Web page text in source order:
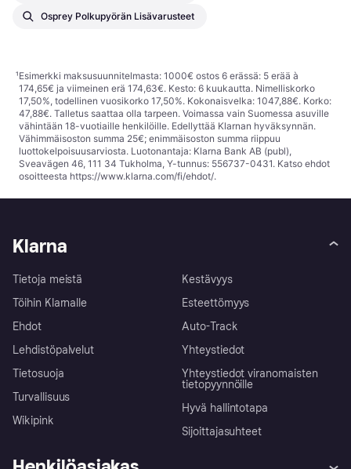
Osprey Polkupyörän Lisävarusteet
¹Esimerkki maksusuunnitelmasta: 1000€ ostos 6 erässä: 5 erää à
174,65€ ja viimeinen erä 174,63€. Kesto: 6 kuukautta. Nimelliskorko
17,50%, todellinen vuosikorko 17,50%. Kokonaisvelka: 1047,88€. Korko:
47,88€. Talletus saattaa olla tarpeen. Voimassa vain Suomessa asuville
vähintään 18-vuotiaille henkilöille. Edellyttää Klarnan hyväksynnän.
Vähimmäisoston summa 25€; enimmäisoston summa riippuu
luottokelpoisuusarviosta. Luotonantaja: Klarna Bank AB (publ),
Sveavägen 46, 111 34 Tukholma, Y-tunnus: 556737-0431. Katso ehdot
osoitteesta https://www.klarna.com/fi/ehdot/.
Klarna
Tietoja meistä
Töihin Klarnalle
Ehdot
Lehdistöpalvelut
Tietosuoja
Turvallisuus
Wikipink
Kestävyys
Esteettömyys
Auto-Track
Yhteystiedot
Yhteystiedot viranomaisten
tietopyynnöille
Hyvä hallintotapa
Sijoittajasuhteet